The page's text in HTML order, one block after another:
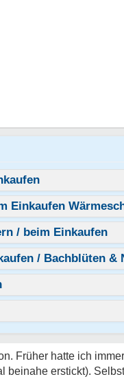
Einkaufen
/ beim Einkaufen
/ Bachblüten &
Früher hatte ich
beinahe erstickt).